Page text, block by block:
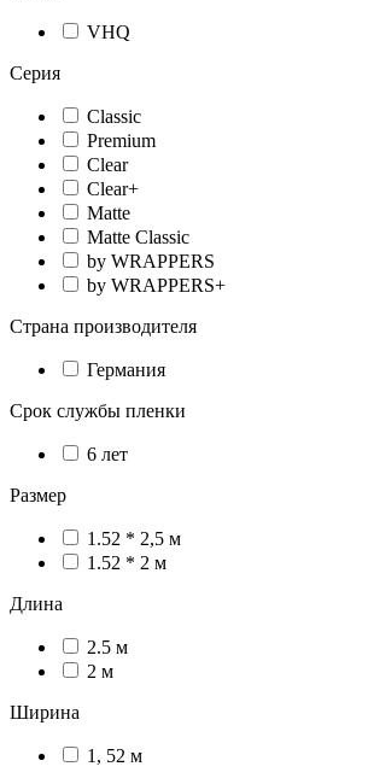
VHQ
Серия
Classic
Premium
Clear
Clear+
Matte
Matte Classic
by WRAPPERS
by WRAPPERS+
Страна производителя
Германия
Срок службы пленки
6 лет
Размер
1.52 * 2,5 м
1.52 * 2 м
Длина
2.5 м
2 м
Ширина
1, 52 м